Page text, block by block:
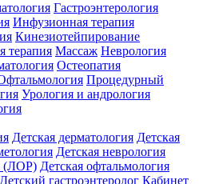
Гастроэнтерология
Инфузионная терапия
Кинезиотейпирование
терапия Массаж Неврология
Остеопатия
Процедурный
Урология и андрология
Детская дерматология Детская
Детская неврология
(ЛОР) Детская офтальмология
Детский гастроэнтеролог Кабинет